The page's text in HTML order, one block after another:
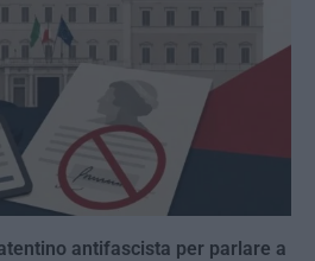
antifascista per parlare a